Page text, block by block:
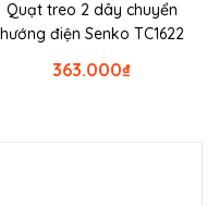
Quạt treo 2 dây chuyển
hướng điện Senko TC1622
₫
363.000